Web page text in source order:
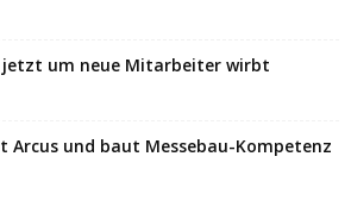
jetzt um neue Mitarbeiter wirbt
Arcus und baut Messebau-Kompetenz